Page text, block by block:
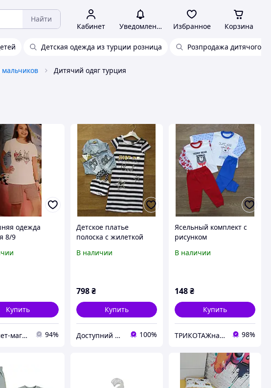
Найти
Кабинет Уведомления Избранное Корзина
Детская одежда из турции розница Розпродажа дитячого
Дитячий одяг турция
одежда
8/9
Купить
Інтернет-магазин товарів "LORIS" одяг для всіх та кожного, гуртові ціни 94%
Детское платье
полоска с жилеткой
магазин детской
Турция,рубчик,джинс 6
лет
В наличии
798 ₴
Купить
Доступний одяг для всієї родини 100%
Ясельный комплект с
рисунком
магазин,детская
детский
трикотаж,интерлок
В наличии
148₴
Купить
ТРИКОТАЖная одежда 98%